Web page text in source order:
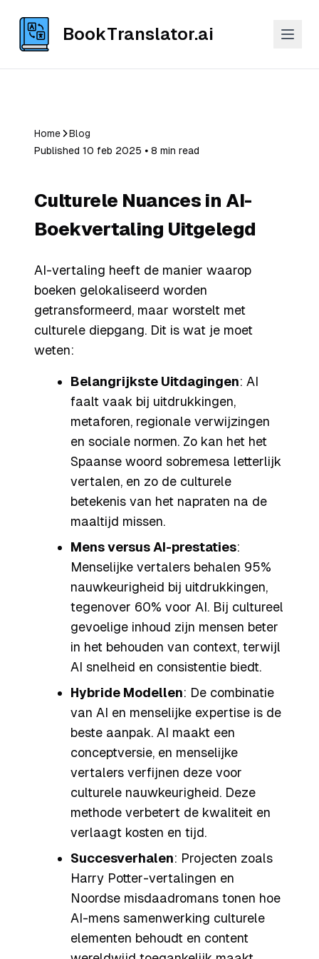
BookTranslator.ai
Home
Blog
Published 10 feb 2025 ⦁ 8 min read
Culturele Nuances in AI-
Boekvertaling Uitgelegd
AI-vertaling heeft de manier waarop
boeken gelokaliseerd worden
getransformeerd, maar worstelt met
culturele diepgang. Dit is wat je moet
weten:
Belangrijkste Uitdagingen: AI
faalt vaak bij uitdrukkingen,
metaforen, regionale verwijzingen
en sociale normen. Zo kan het het
Spaanse woord sobremesa letterlijk
vertalen, en zo de culturele
betekenis van het napraten na de
maaltijd missen.
Mens versus AI-prestaties:
Menselijke vertalers behalen 95%
nauwkeurigheid bij uitdrukkingen,
tegenover 60% voor AI. Bij cultureel
gevoelige inhoud zijn mensen beter
in het behouden van context, terwijl
AI snelheid en consistentie biedt.
Hybride Modellen: De combinatie
van AI en menselijke expertise is de
beste aanpak. AI maakt een
conceptversie, en menselijke
vertalers verfijnen deze voor
culturele nauwkeurigheid. Deze
methode verbetert de kwaliteit en
verlaagt kosten en tijd.
Succesverhalen: Projecten zoals
Harry Potter-vertalingen en
Noordse misdaadromans tonen hoe
AI-mens samenwerking culturele
elementen behoudt en content